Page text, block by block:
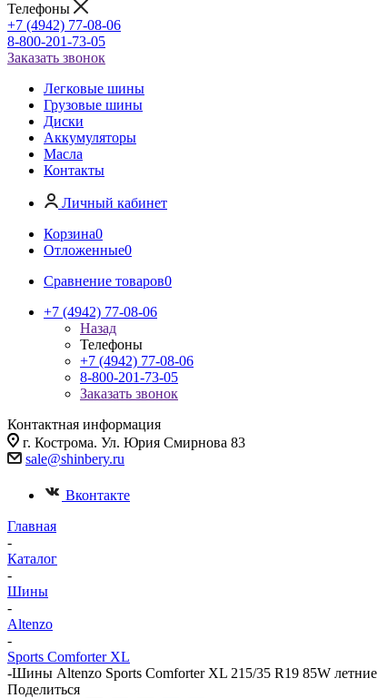
Телефоны
+7 (4942) 77-08-06
8-800-201-73-05
Заказать звонок
Легковые шины
Грузовые шины
Диски
Аккумуляторы
Масла
Контакты
Личный кабинет
Корзина0
Отложенные0
Сравнение товаров0
+7 (4942) 77-08-06
Назад
Телефоны
+7 (4942) 77-08-06
8-800-201-73-05
Заказать звонок
Контактная информация
г. Кострома. Ул. Юрия Смирнова 83
sale@shinbery.ru
Вконтакте
Главная
-
Каталог
-
Шины
-
Altenzo
-
Sports Comforter XL
-Шины Altenzo Sports Comforter XL 215/35 R19 85W летние
Поделиться